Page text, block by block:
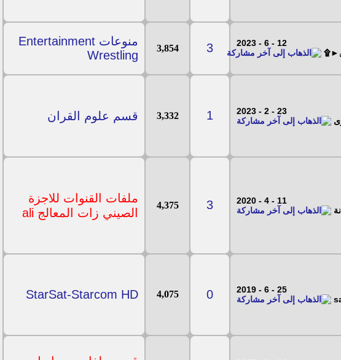
12 - 6 - 2023
3
3,854
منوعات Entertainment
Wrestling
23 - 2 - 2023
1
3,332 قسم علوم القران
11 - 4 - 2020
3
4,375
ملفات القنوات للاجزة
الصيني زات المعالج ali
25 - 6 - 2019
0
4,075
StarSat-Starcom HD